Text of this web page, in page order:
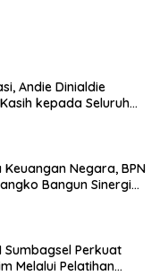
Andie Dinialdie
kepada Seluruh
Negara, BPN
Bangun Sinergi
Sumbagsel Perkuat
Melalui Pelatihan